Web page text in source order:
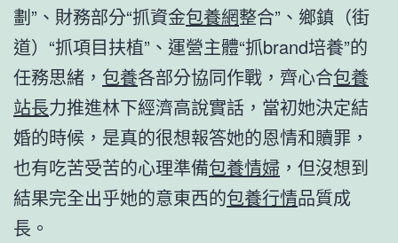
劃”、財務部分“抓資金包養網整合”、鄉鎮（街
道）“抓項目扶植”、運營主體“抓brand培養”的
任務思緒， 包養各部分協同作戰，齊心合包養
站長力推進林下經濟高說實話，當初她決定結
婚的時候，是真的很想報答她的恩情和贖罪，
也有吃苦受苦的心理準備包養情婦 ，但沒想到
結果完全出乎她的意東西的包養行情品質成
長。